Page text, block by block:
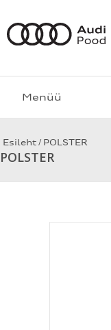
Menüü
Esileht / POLSTER
POLSTER